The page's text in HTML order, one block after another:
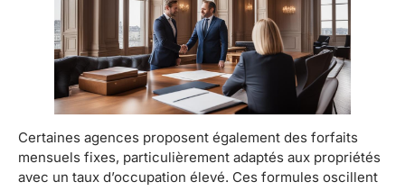
Certaines agences proposent également des forfaits
mensuels fixes, particulièrement adaptés aux propriétés
avec un taux d’occupation élevé. Ces formules oscillent